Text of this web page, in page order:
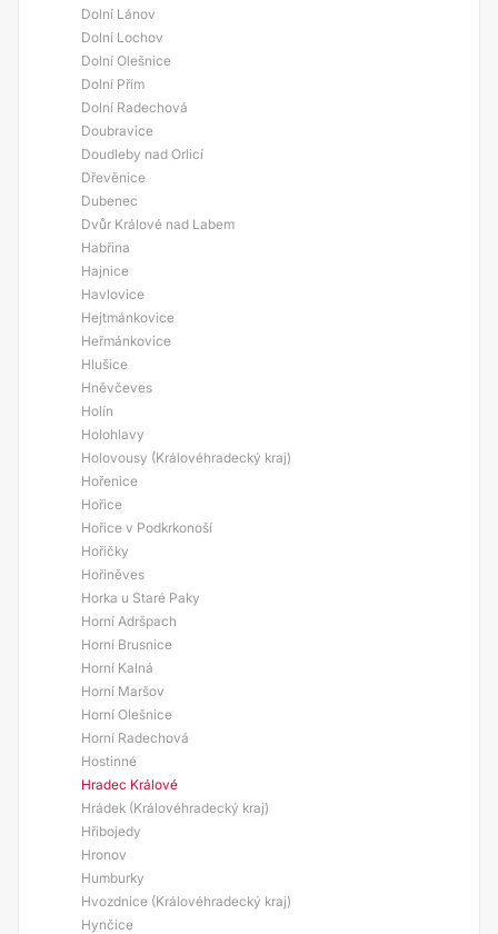
Dolní Lánov
Dolní Lochov
Dolní Olešnice
Dolní Přím
Dolní Radechová
Doubravice
Doudleby nad Orlicí
Dřevěnice
Dubenec
Dvůr Králové nad Labem
Habřina
Hajnice
Havlovice
Hejtmánkovice
Heřmánkovice
Hlušice
Hněvčeves
Holín
Holohlavy
Holovousy (Královéhradecký kraj)
Hořenice
Hořice
Hořice v Podkrkonoší
Hořičky
Hořiněves
Horka u Staré Paky
Horní Adršpach
Horní Brusnice
Horní Kalná
Horní Maršov
Horní Olešnice
Horní Radechová
Hostinné
Hradec Králové
Hrádek (Královéhradecký kraj)
Hřibojedy
Hronov
Humburky
Hvozdnice (Královéhradecký kraj)
Hynčice